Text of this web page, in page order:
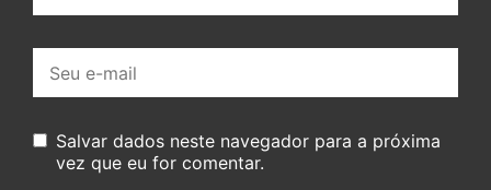
mail:
Salvar dados neste navegador para a próxima
vez que eu for comentar.